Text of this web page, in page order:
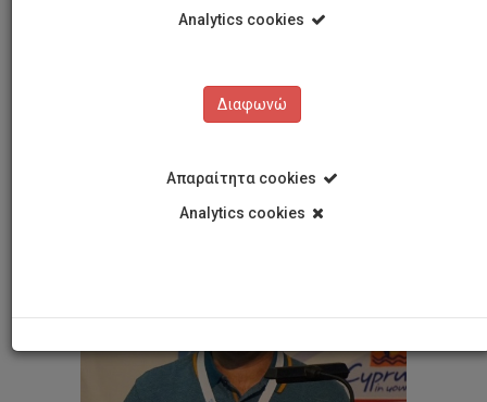
Παναγιώτης Ζαφείρης
Analytics cookies
Διαφωνώ
Απαραίτητα cookies
Analytics cookies